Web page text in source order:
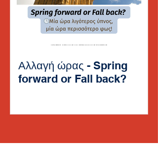
Αλλαγή ώρας - Spring
forward or Fall back?